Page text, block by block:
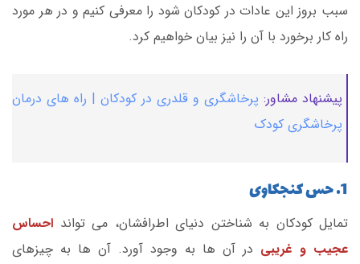
سبب بروز این عادات در کودکان شود را معرفی کنیم و در هر مورد
راه کار برخورد با آن را نیز بیان خواهیم کرد.
پیشنهاد مشاور: پرخاشگری و قلدری در کودکان | راه های درمان
پرخاشگری کودک
1. حس کنجکاوی
تمایل کودکان به شناختن دنیای اطرافشان، می تواند احساس
عجیب و غریبی در آن ها به وجود آورد. آن ها به چیزهای